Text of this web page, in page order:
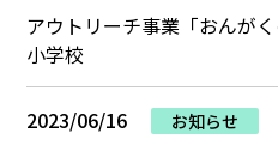
アウトリーチ事業「おんが
小学校
2023/06/16 お知らせ